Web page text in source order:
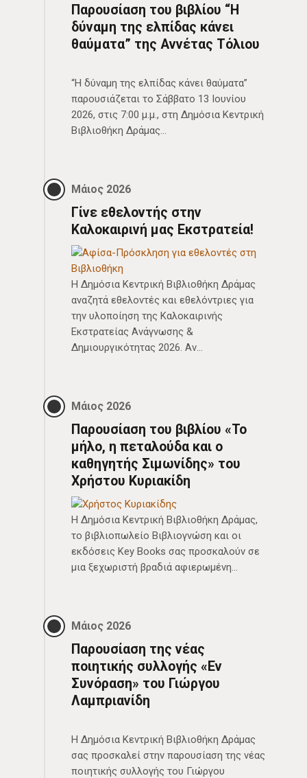
Παρουσίαση του βιβλίου “Η
δύναμη της ελπίδας κάνει
θαύματα” της Αννέτας Τόλιου
“Η δύναμη της ελπίδας κάνει θαύματα”
παρουσιάζεται το Σάββατο 13 Ιουνίου
2026, στις 7:00 μ.μ., στη Δημόσια Κεντρική
Βιβλιοθήκη Δράμας…
Μάιος 2026
Γίνε εθελοντής στην
Καλοκαιρινή μας Εκστρατεία!
Η Δημόσια Κεντρική Βιβλιοθήκη Δράμας
αναζητά εθελοντές και εθελόντριες για
την υλοποίηση της Καλοκαιρινής
Εκστρατείας Ανάγνωσης &
Δημιουργικότητας 2026. Αν…
Μάιος 2026
Παρουσίαση του βιβλίου «Το
μήλο, η πεταλούδα και ο
καθηγητής Σιμωνίδης» του
Χρήστου Κυριακίδη
Η Δημόσια Κεντρική Βιβλιοθήκη Δράμας,
το βιβλιοπωλείο Βιβλιογνώση και οι
εκδόσεις Key Books σας προσκαλούν σε
μια ξεχωριστή βραδιά αφιερωμένη…
Μάιος 2026
Παρουσίαση της νέας
ποιητικής συλλογής «Εν
Συνόραση» του Γιώργου
Λαμπριανίδη
Η Δημόσια Κεντρική Βιβλιοθήκη Δράμας
σας προσκαλεί στην παρουσίαση της νέας
ποιητικής συλλογής του Γιώργου